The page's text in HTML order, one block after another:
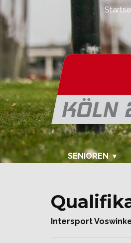
SENIOREN
Intersport